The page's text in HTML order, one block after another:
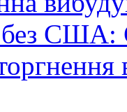
без США: